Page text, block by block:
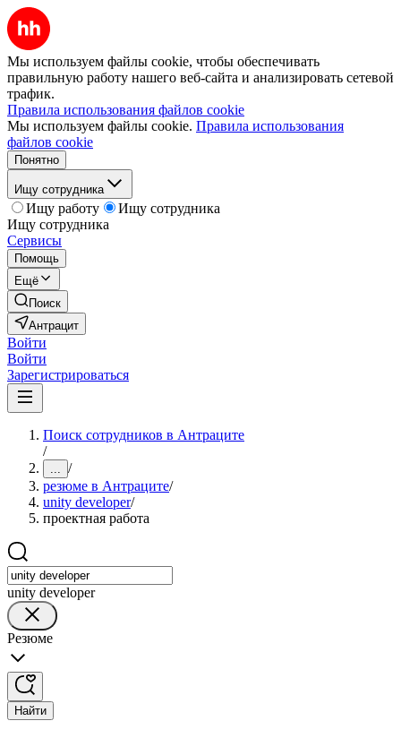
Мы используем файлы cookie, чтобы обеспечивать
правильную работу нашего веб-сайта и анализировать сетевой
трафик.
Правила использования файлов cookie
Мы используем файлы cookie. Правила использования
файлов cookie
Понятно
Ищу сотрудника
Ищу работу
Ищу сотрудника
Ищу сотрудника
Сервисы
Помощь
Ещё
Поиск
Антрацит
Войти
Войти
Зарегистрироваться
Поиск сотрудников в Антраците
/
... /
резюме в Антраците/
unity developer/
проектная работа
unity developer
Резюме
Найти